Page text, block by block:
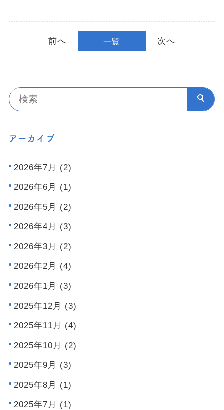
前へ 一覧 次へ
アーカイブ
2026年7月 (2)
2026年6月 (1)
2026年5月 (2)
2026年4月 (3)
2026年3月 (2)
2026年2月 (4)
2026年1月 (3)
2025年12月 (3)
2025年11月 (4)
2025年10月 (2)
2025年9月 (3)
2025年8月 (1)
2025年7月 (1)